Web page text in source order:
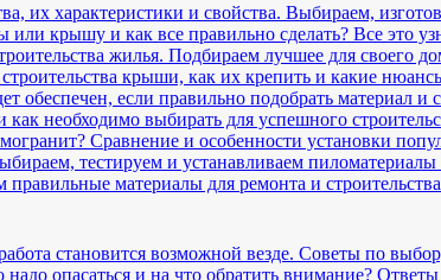
их характеристики и свойства. Выбираем,
крышу и как все правильно сделать? Все это
жилья. Подбираем лучшее для своего
крыши, как их крепить и какие
обеспечен, если правильно подобрать материал
необходимо выбирать для успешного
Сравнение и особенности установки
тестируем и устанавливаем пиломатериалы
материалы для ремонта и
становится возможной везде. Советы по
опасаться и на что обратить внимание?